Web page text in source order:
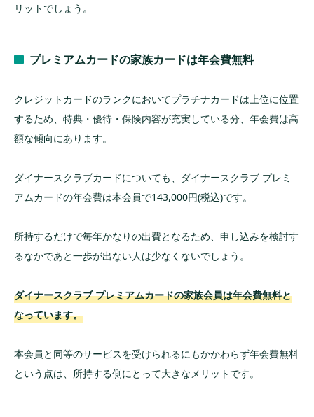
リットでしょう。
プレミアムカードの家族カードは年会費無料
クレジットカードのランクにおいてプラチナカードは上位に位置
するため、特典・優待・保険内容が充実している分、年会費は高
額な傾向にあります。
ダイナースクラブカードについても、ダイナースクラブ プレミ
アムカードの年会費は本会員で143,000円(税込)です。
所持するだけで毎年かなりの出費となるため、申し込みを検討す
るなかであと一歩が出ない人は少なくないでしょう。
ダイナースクラブ プレミアムカードの家族会員は年会費無料と
なっています。
本会員と同等のサービスを受けられるにもかかわらず年会費無料
という点は、所持する側にとって大きなメリットです。